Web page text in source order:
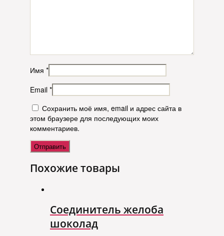
Имя *
Email *
Сохранить моё имя, email и адрес сайта в
этом браузере для последующих моих
комментариев.
Похожие товары
Соединитель желоба
шоколад